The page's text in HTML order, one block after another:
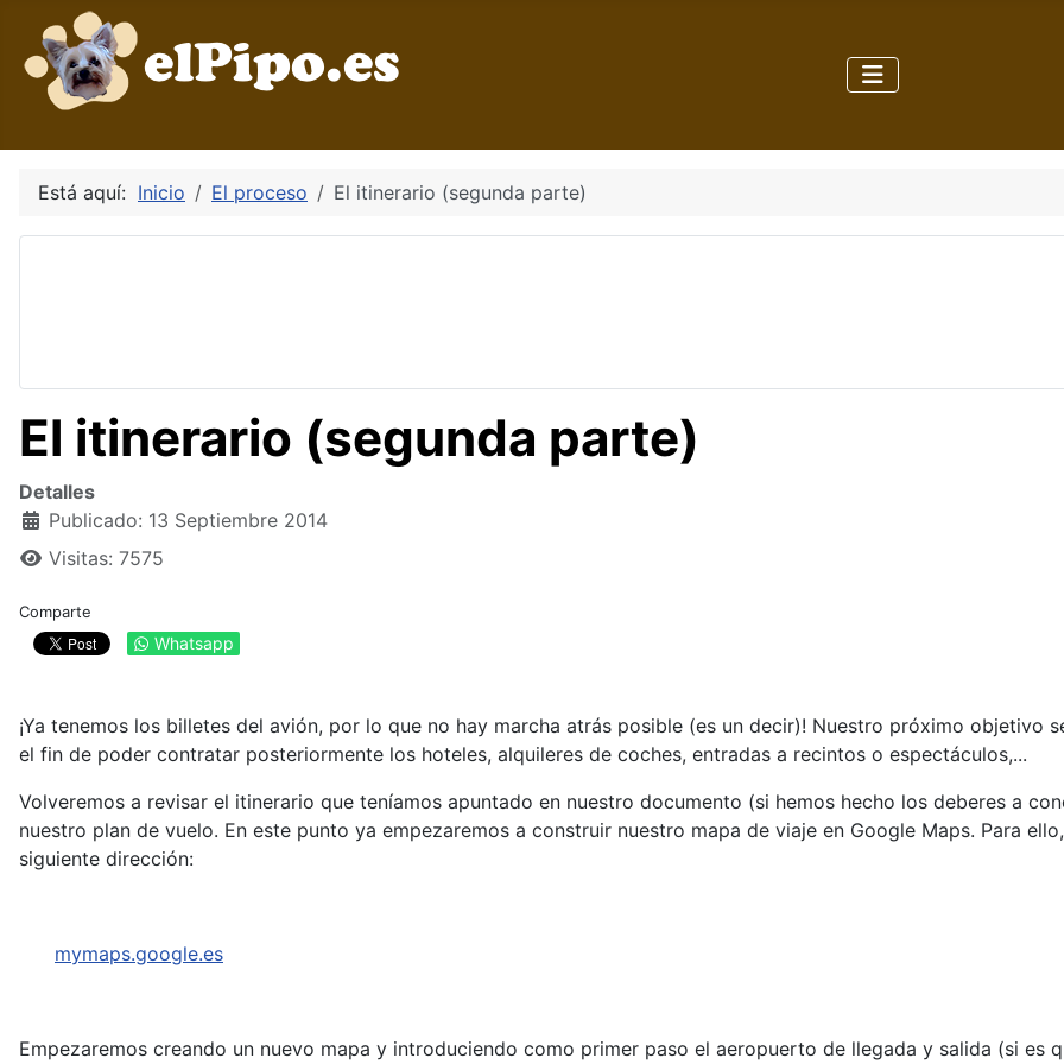
Está aquí: Inicio El proceso El itinerario (segunda parte)
El itinerario (segunda parte)
Detalles
Publicado: 13 Septiembre 2014
Visitas: 7575
Comparte
Whatsapp
¡Ya tenemos los billetes del avión, por lo que no hay marcha atrás posible (es un decir)! Nuestro próximo objetivo
el fin de poder contratar posteriormente los hoteles, alquileres de coches, entradas a recintos o espectáculos,...
Volveremos a revisar el itinerario que teníamos apuntado en nuestro documento (si hemos hecho los deberes a
nuestro plan de vuelo. En este punto ya empezaremos a construir nuestro mapa de viaje en Google Maps. Para
siguiente dirección:
mymaps.google.es
Empezaremos creando un nuevo mapa y introduciendo como primer paso el aeropuerto de llegada y salida (si es